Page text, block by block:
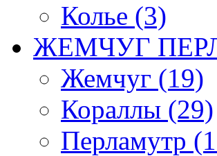
Колье (3)
ЖЕМЧУГ
Жемчуг (19)
Кораллы (29)
Перламутр